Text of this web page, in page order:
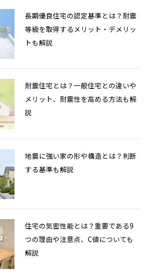
長期優良住宅の認定基準とは？耐震
等級を取得するメリット・デメリッ
トも解説
耐震住宅とは？一般住宅との違いや
メリット、耐震性を高める方法も解
説
地震に強い家の形や構造とは？判断
する基準も解説
住宅の気密性能とは？重要である9
つの理由や注意点、C値についても
解説